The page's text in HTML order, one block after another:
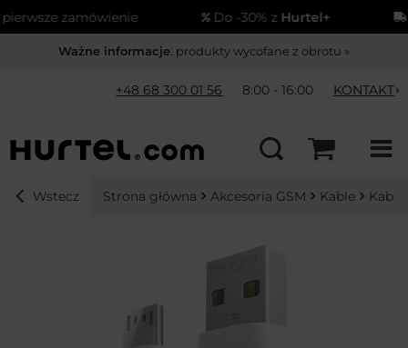
zamówienie Do -30% zHurtel+
Ważne informacje: produkty wycofane z obrotu »
+48 68 300 01 56 8:00 - 16:00 KONTAKT
Wstecz Strona główna Akcesoria GSM Kable